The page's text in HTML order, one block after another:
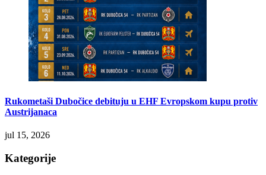
Rukometaši Dubočice debituju u EHF Evropskom kupu protiv
Austrijanaca
jul 15, 2026
Kategorije